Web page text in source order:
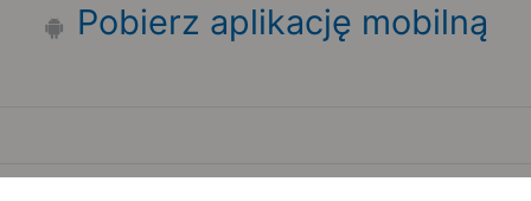
Pobierz aplikację mobilną